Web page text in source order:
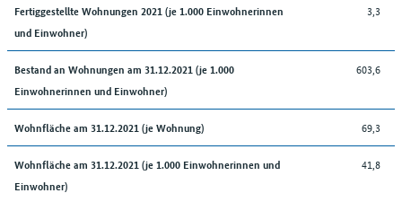
Fertiggestellte Wohnungen 2021 (je 1.000 Einwohnerinnen
und Einwohner)
3,3
Bestand an Wohnungen am 31.12.2021 (je 1.000
Einwohnerinnen und Einwohner)
603,6
Wohnfläche am 31.12.2021 (je Wohnung) 69,3
Wohnfläche am 31.12.2021 (je 1.000 Einwohnerinnen und
Einwohner)
41,8